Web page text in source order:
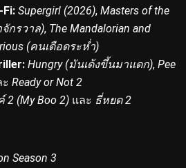
Supergirl (2026), Masters of the
จักรวาล), The Mandalorian and
(คนเดือดระห่ำ)
Hungry (มันเด้งขึ้นมาแดก), Pee
Ready or Not 2
2 (My Boo 2) และ ธี่หยด 2
Season 3